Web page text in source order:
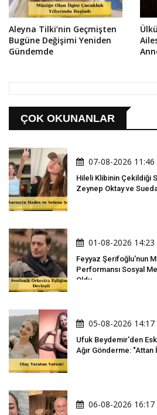
Aleyna Tilki’nin Geçmişten
Bugüne Değişimi Yeniden
Gündemde
ÇOK OKUNANLAR
07-08-2026 11:46
Hileli Klibinin Çekildiği
Zeynep Oktay ve
01-08-2026 14:23
Feyyaz Şerifoğlu'nun
Performansı Sosyal
Oldu
05-08-2026 14:17
Ufuk Beydemir'den
Ağır Gönderme: "Attan
06-08-2026 16:17